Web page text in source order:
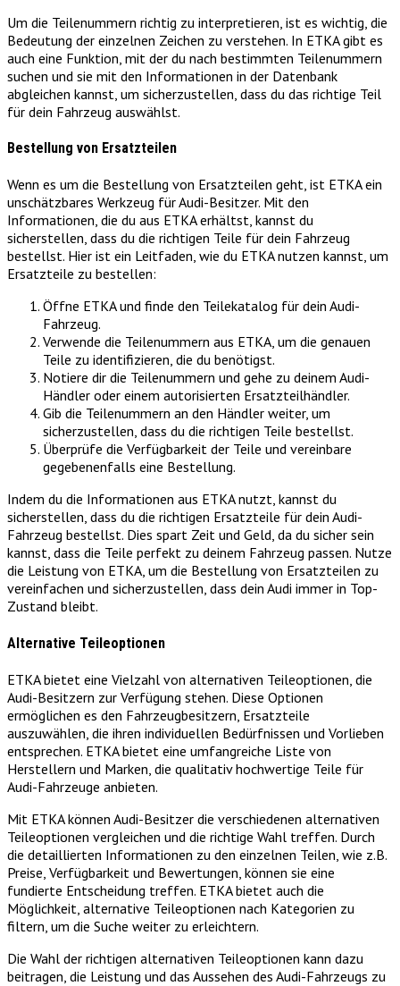
Um die Teilenummern richtig zu interpretieren, ist es wichtig, die
Bedeutung der einzelnen Zeichen zu verstehen. In ETKA gibt es
auch eine Funktion, mit der du nach bestimmten Teilenummern
suchen und sie mit den Informationen in der Datenbank
abgleichen kannst, um sicherzustellen, dass du das richtige Teil
für dein Fahrzeug auswählst.
Bestellung von Ersatzteilen
Wenn es um die Bestellung von Ersatzteilen geht, ist ETKA ein
unschätzbares Werkzeug für Audi-Besitzer. Mit den
Informationen, die du aus ETKA erhältst, kannst du
sicherstellen, dass du die richtigen Teile für dein Fahrzeug
bestellst. Hier ist ein Leitfaden, wie du ETKA nutzen kannst, um
Ersatzteile zu bestellen:
Öffne ETKA und finde den Teilekatalog für dein Audi-
Fahrzeug.
Verwende die Teilenummern aus ETKA, um die genauen
Teile zu identifizieren, die du benötigst.
Notiere dir die Teilenummern und gehe zu deinem Audi-
Händler oder einem autorisierten Ersatzteilhändler.
Gib die Teilenummern an den Händler weiter, um
sicherzustellen, dass du die richtigen Teile bestellst.
Überprüfe die Verfügbarkeit der Teile und vereinbare
gegebenenfalls eine Bestellung.
Indem du die Informationen aus ETKA nutzt, kannst du
sicherstellen, dass du die richtigen Ersatzteile für dein Audi-
Fahrzeug bestellst. Dies spart Zeit und Geld, da du sicher sein
kannst, dass die Teile perfekt zu deinem Fahrzeug passen. Nutze
die Leistung von ETKA, um die Bestellung von Ersatzteilen zu
vereinfachen und sicherzustellen, dass dein Audi immer in Top-
Zustand bleibt.
Alternative Teileoptionen
ETKA bietet eine Vielzahl von alternativen Teileoptionen, die
Audi-Besitzern zur Verfügung stehen. Diese Optionen
ermöglichen es den Fahrzeugbesitzern, Ersatzteile
auszuwählen, die ihren individuellen Bedürfnissen und Vorlieben
entsprechen. ETKA bietet eine umfangreiche Liste von
Herstellern und Marken, die qualitativ hochwertige Teile für
Audi-Fahrzeuge anbieten.
Mit ETKA können Audi-Besitzer die verschiedenen alternativen
Teileoptionen vergleichen und die richtige Wahl treffen. Durch
die detaillierten Informationen zu den einzelnen Teilen, wie z.B.
Preise, Verfügbarkeit und Bewertungen, können sie eine
fundierte Entscheidung treffen. ETKA bietet auch die
Möglichkeit, alternative Teileoptionen nach Kategorien zu
filtern, um die Suche weiter zu erleichtern.
Die Wahl der richtigen alternativen Teileoptionen kann dazu
beitragen, die Leistung und das Aussehen des Audi-Fahrzeugs zu